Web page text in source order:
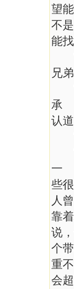
望
不是
能
“
兄
“
承
认
“
“
一
些
人曾
靠
说
个
重不
会